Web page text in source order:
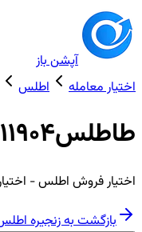
آپشن باز
اختیار معامله
اطلس
طاطلس111904
اختیارفروش اطلس- اختیارف
بازگشت به زنجیره